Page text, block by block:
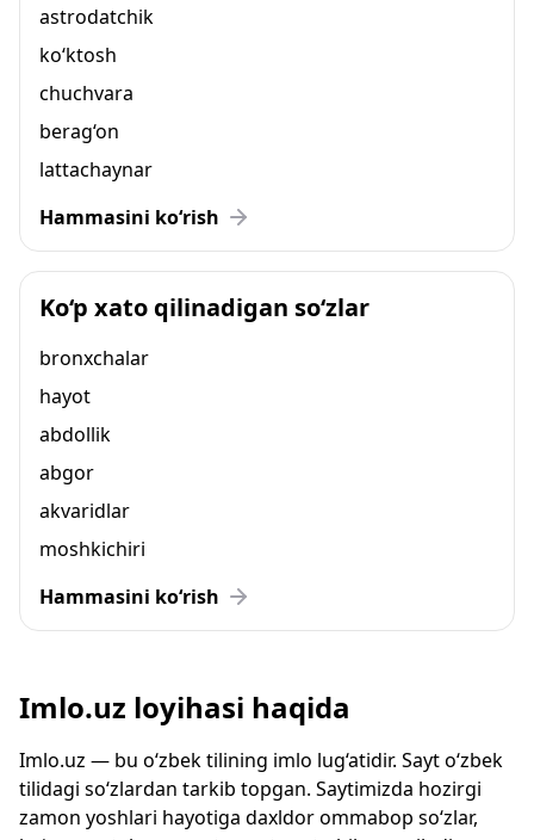
astrodatchik
ko‘ktosh
chuchvara
berag‘on
lattachaynar
Hammasini ko‘rish
Ko‘p xato qilinadigan so‘zlar
bronxchalar
hayot
abdollik
abgor
akvaridlar
moshkichiri
Hammasini ko‘rish
Imlo.uz loyihasi haqida
Imlo.uz — bu o‘zbek tilining imlo lug‘atidir. Sayt o‘zbek
tilidagi so‘zlardan tarkib topgan. Saytimizda hozirgi
zamon yoshlari hayotiga daxldor ommabop so‘zlar,